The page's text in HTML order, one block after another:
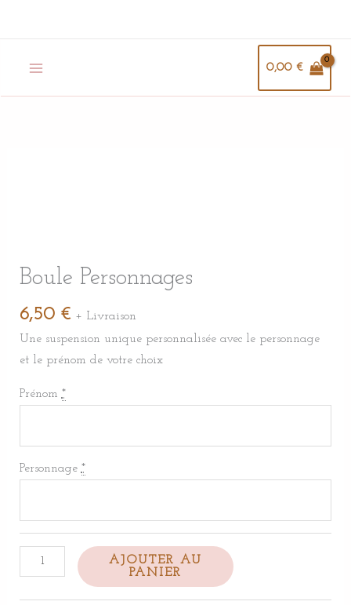
0,00 €
Boule Personnages
6,50 € + Livraison
Une suspension unique personnalisée avec le personnage
et le prénom de votre choix
Prénom *
Personnage*
AJOUTER AU
PANIER